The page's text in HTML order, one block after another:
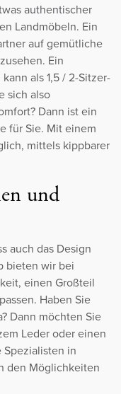
authentischer
Landmöbeln. Ein
auf gemütliche
Ein
als 1,5 / 2-Sitzer-
sich also
Dann ist ein
für Sie. Mit einem
mittels kippbarer
und
auch das Design
bieten wir bei
einen Großteil
Haben Sie
Dann möchten Sie
Leder oder einen
in
den Möglichkeiten